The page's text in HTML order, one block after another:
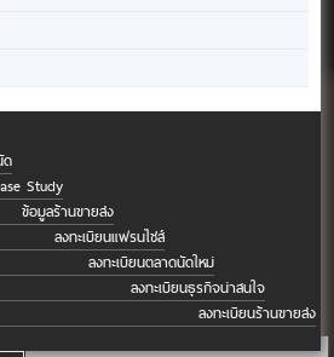
ด
Study
ข้อมูลร้านขายส่ง
ลงทะเบียนแฟรนไชส์
ลงทะเบียนตลาดนัดใหม่
ลงทะเบียนธุรกิจน่าสนใจ
ลงทะเบียนร้านขายส่ง